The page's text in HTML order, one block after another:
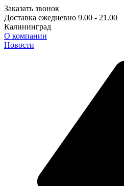
Заказать звонок
Доставка ежедневно 9.00 - 21.00
Калининград
О компании
Новости